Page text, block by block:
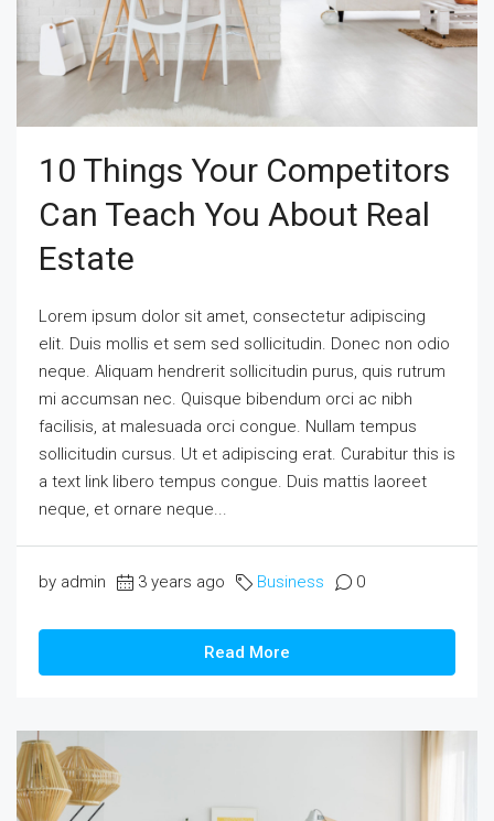
10 Things Your Competitors
Can Teach You About Real
Estate
Lorem ipsum dolor sit amet, consectetur adipiscing
elit. Duis mollis et sem sed sollicitudin. Donec non odio
neque. Aliquam hendrerit sollicitudin purus, quis rutrum
mi accumsan nec. Quisque bibendum orci ac nibh
facilisis, at malesuada orci congue. Nullam tempus
sollicitudin cursus. Ut et adipiscing erat. Curabitur this is
a text link libero tempus congue. Duis mattis laoreet
neque, et ornare neque...
by admin 3 years ago Business 0
Read More